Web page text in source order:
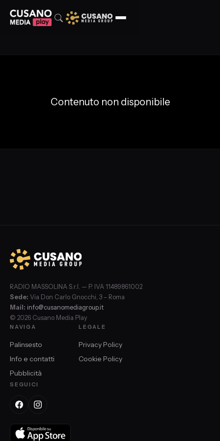
Contenuto non disponibile
RADIO MASSOLINA S.r.l. — P. IVA 11489861002
Sede: Via Don Carlo Gnocchi, 3 – Roma
Mail: info@cusanomediagroup.it
© 2026 Cusano Media Play
NAVIGA
Palinsesto
Info e contatti
Pubblicità
LEGALE
Privacy Policy
Cookie Policy
SEGUICI